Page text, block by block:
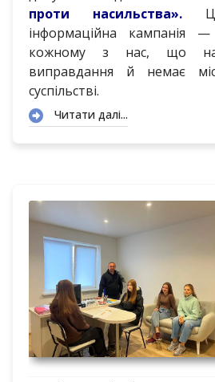
проти насильства».
інформаційна кампанія
кожному з нас, що
виправдання й немає
суспільстві.
Читати далі...